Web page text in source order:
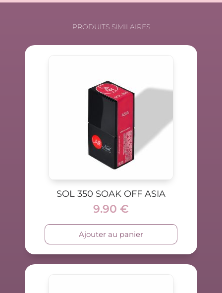
PRODUITS SIMILAIRES
SOL 350 SOAK OFF ASIA
9.90 €
Ajouter au panier